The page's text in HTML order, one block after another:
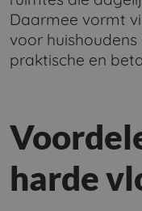
Daarmee vormt
voor
praktische en
harde